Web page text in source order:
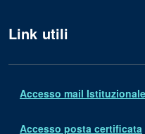
Link utili
Accesso mail Istituzionale
Accesso posta certificata